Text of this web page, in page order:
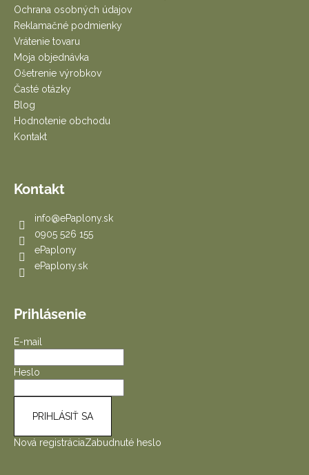
Ochrana osobných údajov
Reklamačné podmienky
Vrátenie tovaru
Moja objednávka
Ošetrenie výrobkov
Časté otázky
Blog
Hodnotenie obchodu
Kontakt
Kontakt
info@ePaplony.sk
0905 526 155
ePaplony
ePaplony.sk
Prihlásenie
E-mail
Heslo
PRIHLÁSIŤ SA
Nová registráciaZabudnuté heslo